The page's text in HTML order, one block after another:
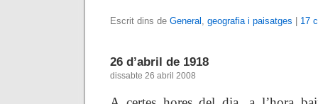
Escrit dins de General , geografia i paisatges 17
26 d’abril de 1918
dissabte 26 abril 2008